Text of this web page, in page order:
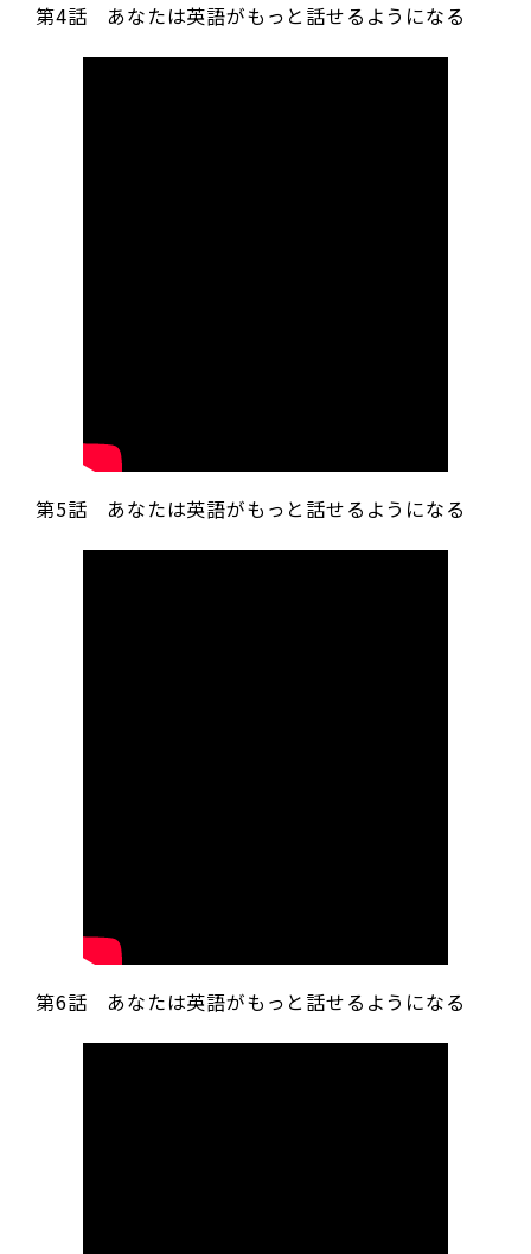
第4話 あなたは英語がもっと話せるようになる
第5話 あなたは英語がもっと話せるようになる
第6話 あなたは英語がもっと話せるようになる